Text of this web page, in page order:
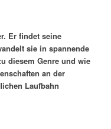
Er findet seine
sie in spannende
diesem Genre und wie
an der
Laufbahn